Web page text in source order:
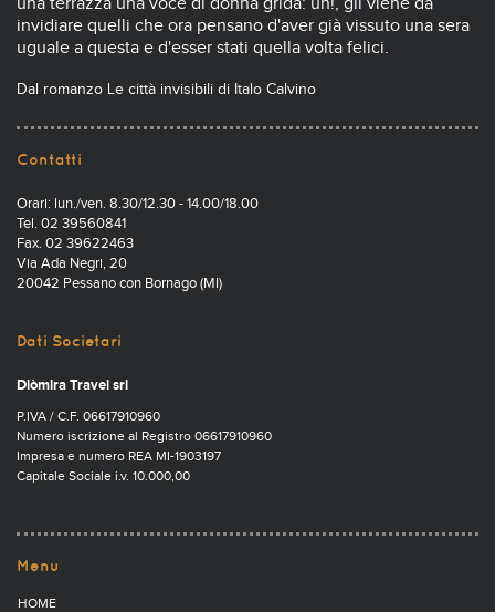
invidiare quelli che ora pensano d'aver già vissuto una sera
uguale a questa e d'esser stati quella volta felici.
Dal romanzo Le città invisibili di Italo Calvino
Contatti
Orari: lun./ven. 8.30/12.30 - 14.00/18.00
Tel. 02 39560841
Fax. 02 39622463
Via Ada Negri, 20
20042 Pessano con Bornago (MI)
Dati Societari
Diòmira Travel srl
P.IVA / C.F. 06617910960
Numero iscrizione al Registro 06617910960
Impresa e numero REA MI-1903197
Capitale Sociale i.v. 10.000,00
Menu
HOME